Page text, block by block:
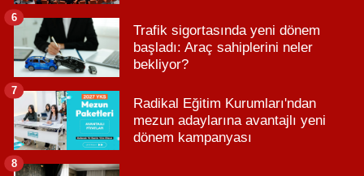
Trafik sigortasında yeni dönem
başladı: Araç sahiplerini neler
bekliyor?
6
Radikal Eğitim Kurumları'ndan
mezun adaylarına avantajlı yeni
dönem kampanyası
7
8